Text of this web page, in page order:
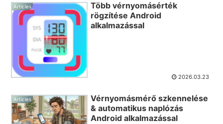
Articles
Több vérnyomásérték
rögzítése Android
alkalmazással
2026.03.23
Articles
Vérnyomásmérő szkennelése
& automatikus naplózás
Android alkalmazással